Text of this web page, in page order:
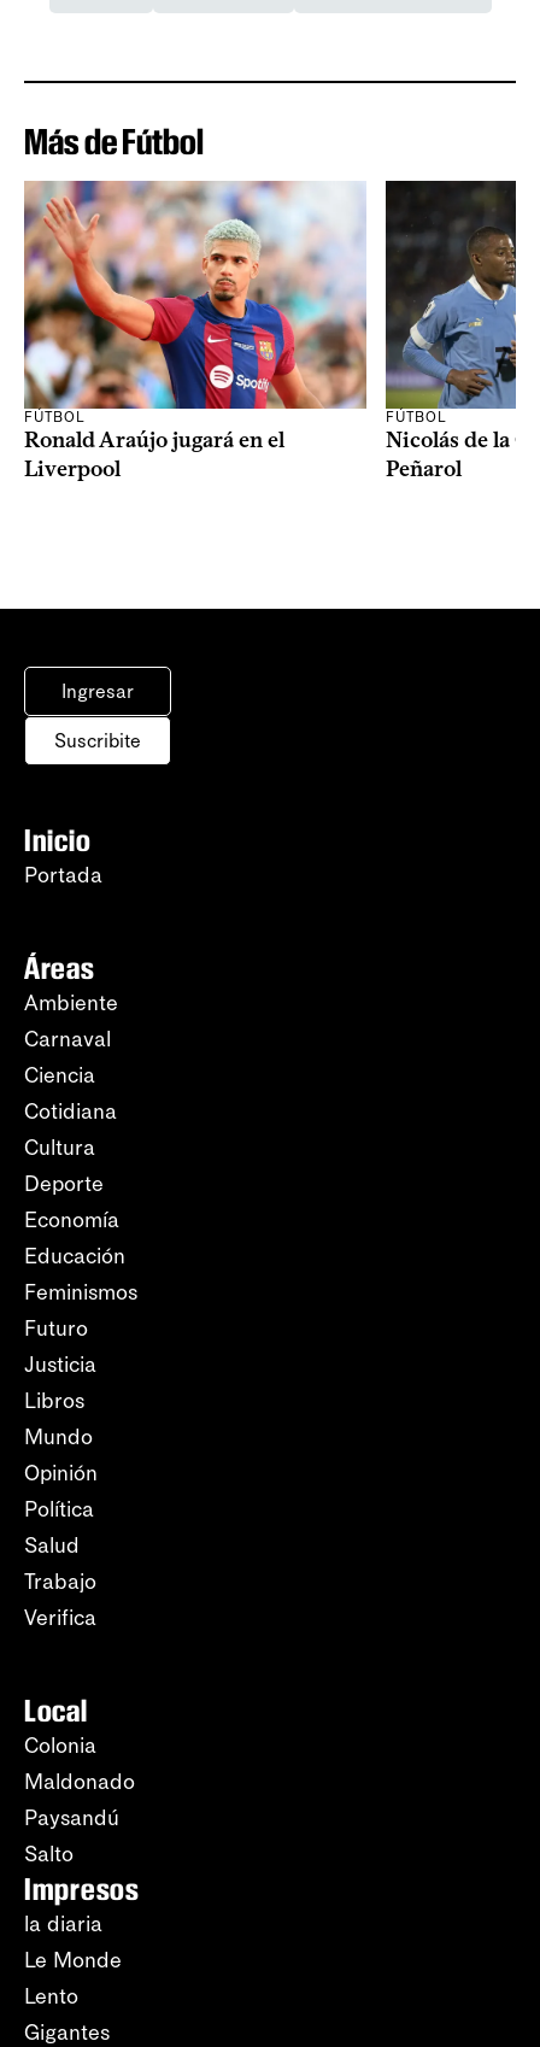
Más de Fútbol
FÚTBOL
Ronald Araújo jugará en el
Liverpool
FÚTBOL
Nicolás de la
Peñarol
Ingresar
Suscribite
Inicio
Portada
Áreas
Ambiente
Carnaval
Ciencia
Cotidiana
Cultura
Deporte
Economía
Educación
Feminismos
Futuro
Justicia
Libros
Mundo
Opinión
Política
Salud
Trabajo
Verifica
Local
Colonia
Maldonado
Paysandú
Salto
Impresos
la diaria
Le Monde
Lento
Gigantes